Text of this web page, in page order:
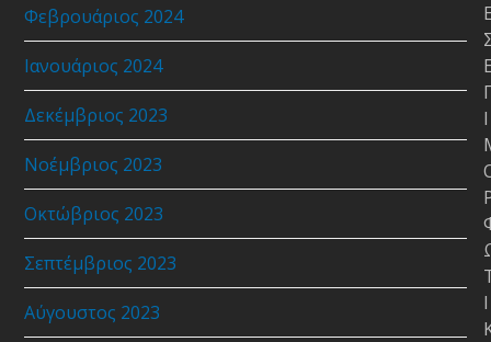
Φεβρουάριος 2024
Ιανουάριος 2024
Δεκέμβριος 2023
Νοέμβριος 2023
Οκτώβριος 2023
Σεπτέμβριος 2023
Αύγουστος 2023
Ι
Ι